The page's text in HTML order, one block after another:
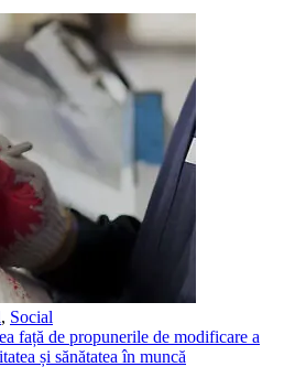
, Social
față de propunerile de modificare a
și sănătatea în muncă